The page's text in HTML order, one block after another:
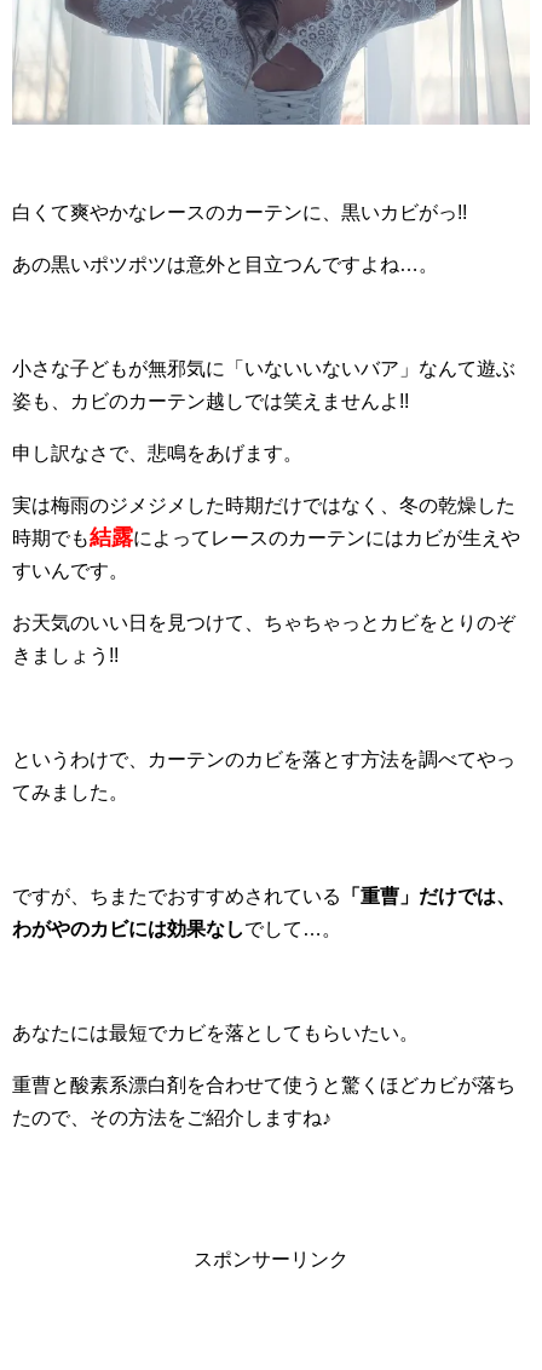
白くて爽やかなレースのカーテンに、黒いカビがっ!!
あの黒いポツポツは意外と目立つんですよね…。
小さな子どもが無邪気に「いないいないバア」なんて遊ぶ
姿も、カビのカーテン越しでは笑えませんよ!!
申し訳なさで、悲鳴をあげます。
実は梅雨のジメジメした時期だけではなく、冬の乾燥した
時期でも結露によってレースのカーテンにはカビが生えや
すいんです。
お天気のいい日を見つけて、ちゃちゃっとカビをとりのぞ
きましょう!!
というわけで、カーテンのカビを落とす方法を調べてやっ
てみました。
ですが、ちまたでおすすめされている
「重曹」だけでは、
わがやのカビには効果なしでして…。
あなたには最短でカビを落としてもらいたい。
重曹と酸素系漂白剤を合わせて使うと驚くほどカビが落ち
たので、その方法をご紹介しますね♪
スポンサーリンク